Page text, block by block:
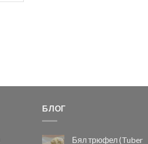
БЛОГ
Бял трюфел (Tuber